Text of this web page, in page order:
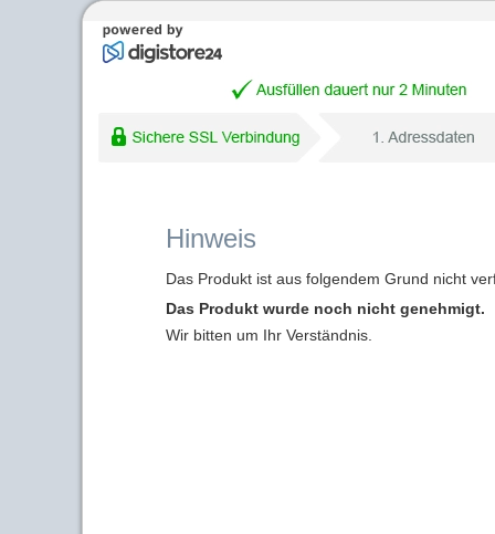
Hinweis
Das Produkt ist aus folgendem Grund nicht
Das Produkt wurde noch nicht genehmigt.
Wir bitten um Ihr Verständnis.